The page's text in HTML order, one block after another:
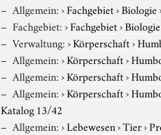
Allgemein:›Fachgebiet›Biologie
Fachgebiet:›Fachgebiet›Biologie
Verwaltung:›Körperschaft›
Allgemein:›Körperschaft›
Allgemein:›Körperschaft›
Allgemein:›Körperschaft›
Katalog 13/42
Allgemein:›Lebewesen›Tier›